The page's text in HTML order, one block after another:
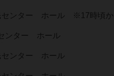
センター ホール ※17時頃か
ンター ホール
センター ホール